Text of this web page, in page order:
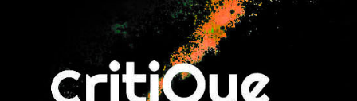
Les films par
Séries